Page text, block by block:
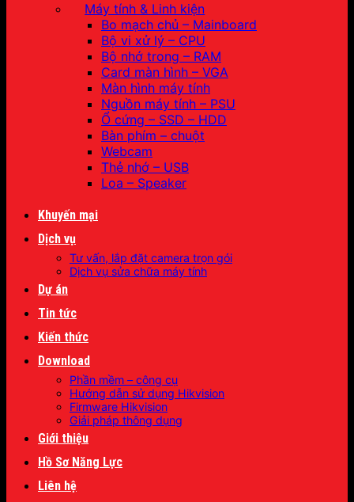
Máy tính & Linh kiện
Bo mạch chủ – Mainboard
Bộ vi xử lý – CPU
Bộ nhớ trong – RAM
Card màn hình – VGA
Màn hình máy tính
Nguồn máy tính – PSU
Ổ cứng – SSD – HDD
Bàn phím – chuột
Webcam
Thẻ nhớ – USB
Loa – Speaker
Khuyến mại
Dịch vụ
Tư vấn, lắp đặt camera trọn gói
Dịch vụ sửa chữa máy tính
Dự án
Tin tức
Kiến thức
Download
Phần mềm – công cụ
Hướng dẫn sử dụng Hikvision
Firmware Hikvision
Giải pháp thông dụng
Giới thiệu
Hồ Sơ Năng Lực
Liên hệ